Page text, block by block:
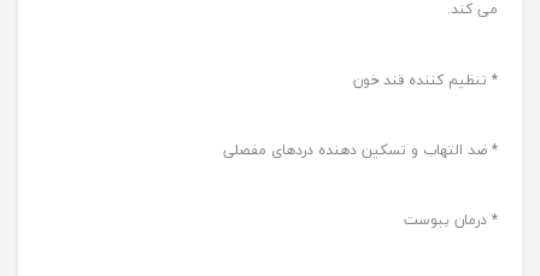
می کند.
* تنظیم کننده قند خون
* ضد التهاب و تسکین دهنده دردهای مفصلی
* درمان یبوست